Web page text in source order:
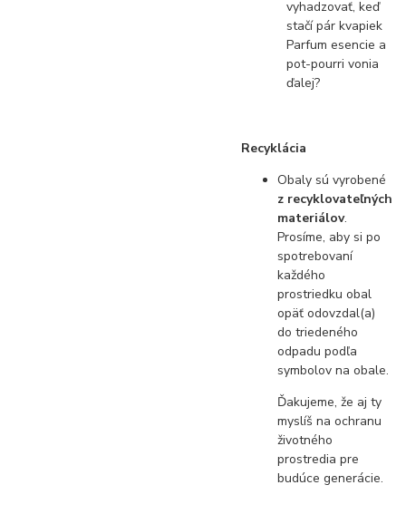
vyhadzovať, keď
stačí pár kvapiek
Parfum esencie a
pot-pourri vonia
ďalej?
Recyklácia
Obaly sú vyrobené
z recyklovateľných
materiálov.
Prosíme, aby si po
spotrebovaní
každého
prostriedku obal
opäť odovzdal(a)
do triedeného
odpadu podľa
symbolov na obale.
Ďakujeme, že aj ty
myslíš na ochranu
životného
prostredia pre
budúce generácie.